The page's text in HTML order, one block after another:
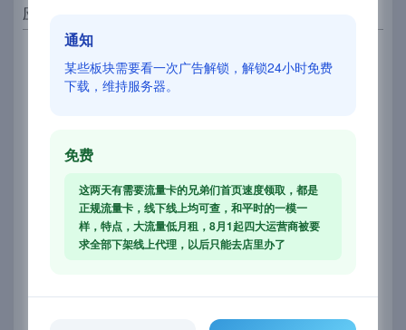
应用介绍
属地、通话记录显示号码、头像框、彩色显示通话记
通知
某些板块需要看一次广告解锁，解锁24小时免费
下载，维持服务器。
免费
这两天有需要流量卡的兄弟们首页速度领取，都是
正规流量卡，线下线上均可查，和平时的一模一
样，特点，大流量低月租，8月1起四大运营商被要
求全部下架线上代理，以后只能去店里办了